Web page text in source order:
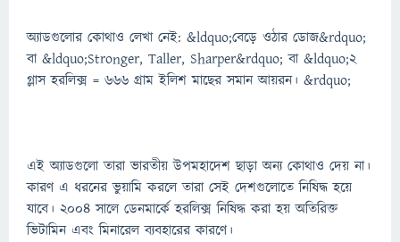
অ্যাডগুলোর কোথাও লেখা নেই: &ldquo;বেড়ে ওঠার ডোজ&rdquo;
বা &ldquo;Stronger, Taller, Sharper&rdquo; বা &ldquo;২
গ্লাস হরলিক্স = ৬৬৬ গ্রাম ইলিশ মাছের সমান আয়রন। &rdquo;
এই অ্যাডগুলো তারা ভারতীয় উপমহাদেশ ছাড়া অন্য কোথাও দেয় না।
কারণ এ ধরনের ভুয়ামি করলে তারা সেই দেশগুলোতে নিষিদ্ধ হয়ে
যাবে। ২০০৪ সালে ডেনমার্কে হরলিক্স নিষিদ্ধ করা হয় অতিরিক্ত
ভিটামিন এবং মিনারেল ব্যবহারের কারণে।